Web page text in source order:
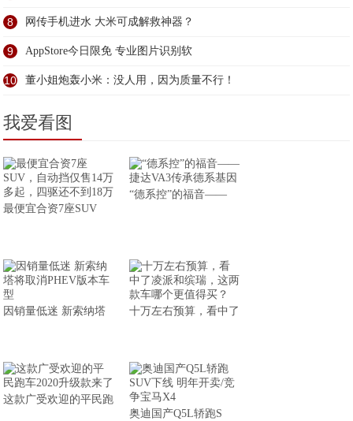
8 网传手机进水 大米可成解救神器？
9 AppStore今日限免 专业图片识别软
10 董小姐炮轰小米：没人用，因为质量不行！
我爱看图
最便宜合资7座SUV
“德系控”的福音——
因销量低迷 新索纳塔 十万左右预算，看中了
这款广受欢迎的平民跑
奥迪国产Q5L轿跑S